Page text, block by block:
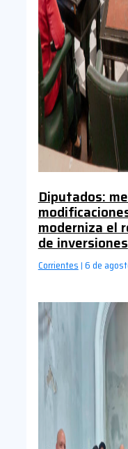
Diputados:
moderniza el
de inversiones
Corrientes | 6 de